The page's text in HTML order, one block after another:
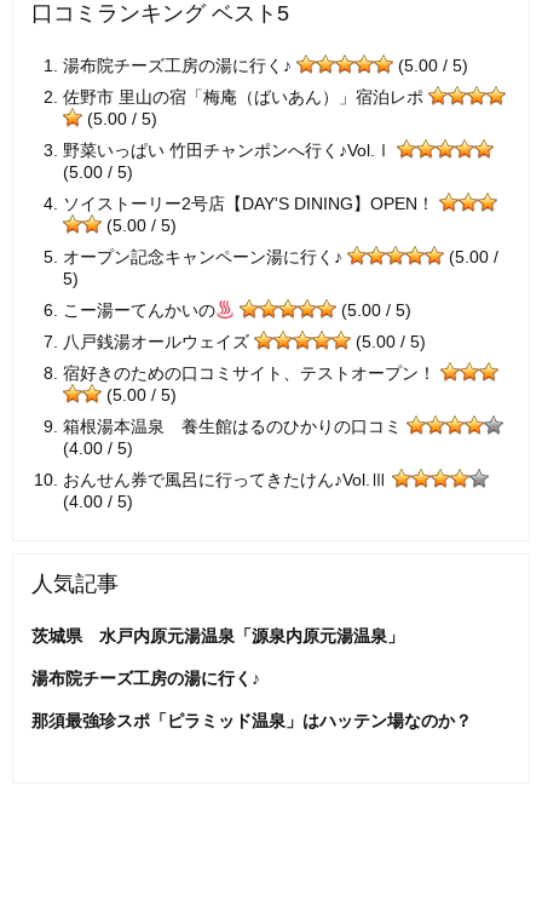
口コミランキング ベスト5
湯布院チーズ工房の湯に行く♪
(5.00 / 5)
佐野市 里山の宿「梅庵（ばいあん）」宿泊レポ
(5.00 / 5)
野菜いっぱい 竹田チャンポンへ行く♪Vol.Ⅰ
(5.00 / 5)
ソイストーリー2号店【DAY'S DINING】OPEN！
(5.00 / 5)
オープン記念キャンペーン湯に行く♪
(5.00 /
5)
こー湯ーてんかいの
(5.00 / 5)
八戸銭湯オールウェイズ
(5.00 / 5)
宿好きのための口コミサイト、テストオープン！
(5.00 / 5)
箱根湯本温泉 養生館はるのひかりの口コミ
(4.00 / 5)
おんせん券で風呂に行ってきたけん♪Vol.Ⅲ
(4.00 / 5)
人気記事
茨城県 水戸内原元湯温泉「源泉内原元湯温泉」
湯布院チーズ工房の湯に行く♪
那須最強珍スポ「ピラミッド温泉」はハッテン場なのか？